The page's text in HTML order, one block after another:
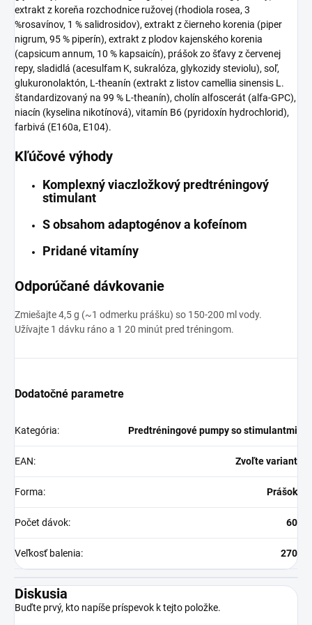
extrakt z koreňa rozchodnice ružovej (rhodiola rosea, 3
%rosavínov, 1 % salidrosidov), extrakt z čierneho korenia (piper
nigrum, 95 % piperín), extrakt z plodov kajenského korenia
(capsicum annum, 10 % kapsaicín), prášok zo šťavy z červenej
repy, sladidlá (acesulfam K, sukralóza, glykozidy steviolu), soľ,
glukuronolaktón, L-theanín (extrakt z listov camellia sinensis L.
štandardizovaný na 99 % L-theanín), cholín alfoscerát (alfa-GPC),
niacín (kyselina nikotínová), vitamín B6 (pyridoxín hydrochlorid),
farbivá (E160a, E104).
Kľúčové výhody
Komplexný viaczložkový predtréningový
stimulant
S obsahom adaptogénov a kofeínom
Pridané vitamíny
Odporúčané dávkovanie
Zmiešajte 4,5 g (~1 odmerku prášku) so 150-200 ml vody.
Užívajte 1 dávku ráno a 1 20 minút pred tréningom.
Dodatočné parametre
Kategória: Predtréningové pumpy so stimulantmi
EAN: Zvoľte variant
Forma: Prášok
Počet dávok: 60
Veľkosť balenia: 270
Diskusia
Buďte prvý, kto napíše príspevok k tejto položke.